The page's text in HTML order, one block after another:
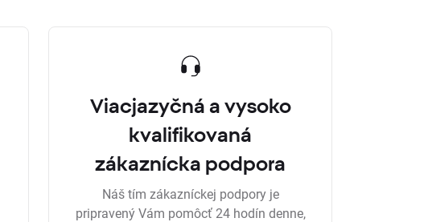
Viacjazyčná a vysoko
kvalifikovaná
zákaznícka podpora
Náš tím zákazníckej podpory je
pripravený Vám pomôcť 24 hodín denne,